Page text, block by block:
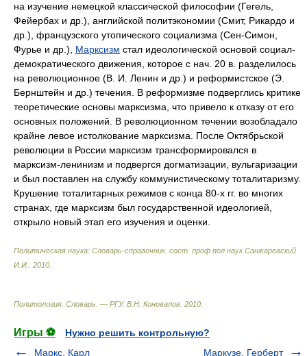
на изучение немецкой классической философии (Гегель,
Фейербах и др.), английской политэкономии (Смит, Рикардо и
др.), французского утопического социализма (Сен-Симон,
Фурье и др.), Марксизм стал идеологической основой социал-
демократического движения, которое с нач. 20 в. разделилось
на революционное (В. И. Ленин и др.) и реформистское (Э.
Бернштейн и др.) течения. В реформизме подверглись критике
теоретические основы марксизма, что привело к отказу от его
основных положений. В революционном течении возобладало
крайне левое истолкование марксизма. После Октябрьской
революции в России марксизм трансформировался в
марксизм-ленинизм и подвергся догматизации, вульгаризации
и был поставлен на службу коммунистическому тоталитаризму.
Крушение тоталитарных режимов с конца 80-х гг. во многих
странах, где марксизм был государственной идеологией,
открыло новый этап его изучения и оценки.
Политическая наука: Словарь-справочник. сост. проф пол наук Санжаревский
И.И.
2010
Политология. Словарь. — РГУ. В.Н. Коновалов 2010
Игры ⚽
Нужно решить контрольную?
Маркс, Карл
Маркузе, Герберт